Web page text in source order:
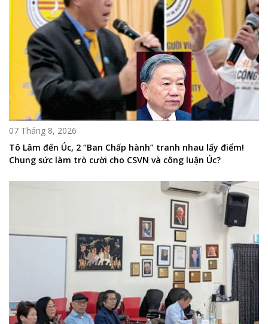
07 Tháng 8, 2026
Tô Lâm đến Úc, 2 “Ban Chấp hành” tranh nhau lấy điểm!
Chung sức làm trò cười cho CSVN và công luận Úc?